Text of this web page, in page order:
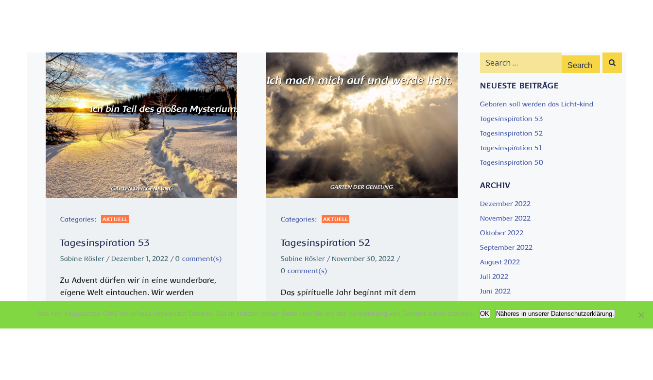
Categories: AKTUELL
Tagesinspiration 53
Sabine Rösler / Dezember 1, 2022 / 0 comment(s)
Zu Advent dürfen wir in eine wunderbare,
eigene Welt eintauchen. Wir werden
Die Sonne kommt jetzt immer später
herauf. „Wie können sie täglich erwarten,
Categories: AKTUELL
Tagesinspiration 52
Sabine Rösler / November 30, 2022 /
0 comment(s)
Das spirituelle Jahr beginnt mit dem
des Lichtkindes, des reinen Menschen in
mir. GÖTTLICHER VATER, DURCHDRINGE
Search
NEUESTE BEITRÄGE
Geboren soll werden das Licht-kind
Tagesinspiration 53
Tagesinspiration 52
Tagesinspiration 51
Tagesinspiration 50
ARCHIV
Dezember 2022
November 2022
Oktober 2022
September 2022
August 2022
Juli 2022
Juni 2022
KATEGORIEN
Das hier eingesetzte CMS WordPress verwendet Cookies. Durch Nutzen dieser Seite sind Sie mit der Verwendung von Cookies einverstanden. OK Näheres in unserer Datenschutzerklärung.